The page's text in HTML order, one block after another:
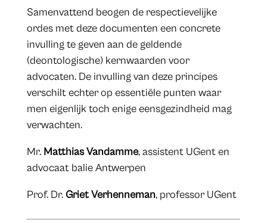
Samenvattend beogen de respectievelijke
ordes met deze documenten een concrete
invulling te geven aan de geldende
(deontologische) kernwaarden voor
advocaten. De invulling van deze principes
verschilt echter op essentiële punten waar
men eigenlijk toch enige eensgezindheid mag
verwachten.
Mr. Matthias Vandamme, assistent UGent en
advocaat balie Antwerpen
Prof. Dr. Griet Verhenneman, professor UGent